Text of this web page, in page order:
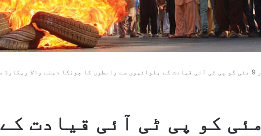
8اور 9 مئی کو پی ٹی آئی قیادت کے